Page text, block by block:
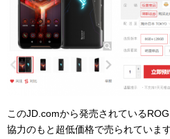
このJD.comから発売されている
協力のもと超低価格で売られていま